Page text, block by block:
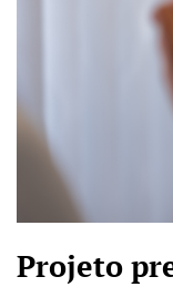
Projeto